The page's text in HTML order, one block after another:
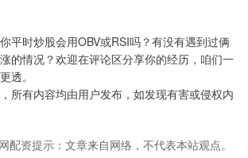
平时炒股会用OBV或RSI吗？有没有遇到过俩
的情况？欢迎在评论区分享你的经历，咱们一
透。
所有内容均由用户发布，如发现有害或侵权内
配资提示：文章来自网络，不代表本站观点。